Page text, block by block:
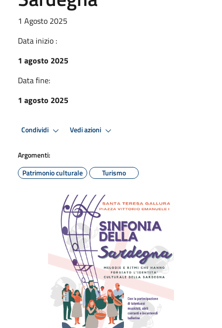
1 Agosto 2025
Data inizio :
1 agosto 2025
Data fine:
1 agosto 2025
Condividi Vedi azioni
Argomenti:
Patrimonio culturale
Turismo